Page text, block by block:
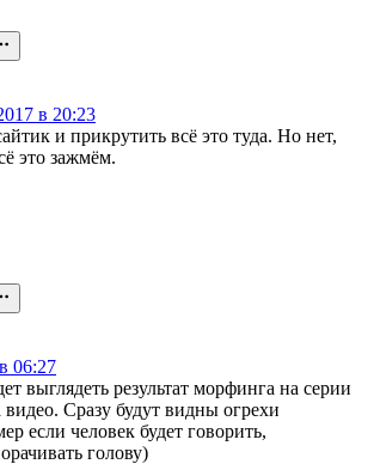
в 20:23
и прикрутить всё это туда. Но нет,
это зажмём.
06:27
выглядеть результат морфинга на серии
Сразу будут видны огрехи
если человек будет говорить,
голову)